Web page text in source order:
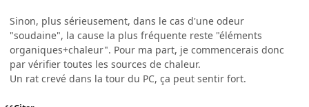
Sinon, plus sérieusement, dans le cas d'une odeur
"soudaine", la cause la plus fréquente reste "éléments
organiques+chaleur". Pour ma part, je commencerais donc
par vérifier toutes les sources de chaleur.
Un rat crevé dans la tour du PC, ça peut sentir fort.